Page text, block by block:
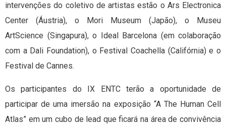
intervenções do coletivo de artistas estão o Ars Electronica
Center (Áustria), o Mori Museum (Japão), o Museu
ArtScience (Singapura), o Ideal Barcelona (em colaboração
com a Dali Foundation), o Festival Coachella (Califórnia) e o
Festival de Cannes.
Os participantes do IX ENTC terão a oportunidade de
participar de uma imersão na exposição “A The Human Cell
Atlas” em um cubo de lead que ficará na área de convivência